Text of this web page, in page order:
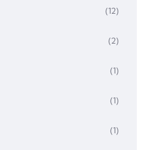
(12)
(2)
(1)
(1)
(1)